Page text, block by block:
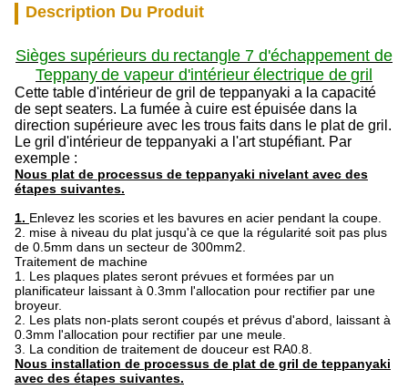
Description Du Produit
Sièges supérieurs du rectangle 7 d'échappement de
Teppany de vapeur d'intérieur électrique de gril
Cette table d'intérieur de gril de teppanyaki a la capacité
de sept seaters. La fumée à cuire est épuisée dans la
direction supérieure avec les trous faits dans le plat de gril.
Le gril d'intérieur de teppanyaki a l'art stupéfiant. Par
exemple :
Nous plat de processus de teppanyaki nivelant avec des
étapes suivantes.
1. Enlevez les scories et les bavures en acier pendant la coupe.
2. mise à niveau du plat jusqu'à ce que la régularité soit pas plus
de 0.5mm dans un secteur de 300mm2.
Traitement de machine
1. Les plaques plates seront prévues et formées par un
planificateur laissant à 0.3mm l'allocation pour rectifier par une
broyeur.
2. Les plats non-plats seront coupés et prévus d'abord, laissant à
0.3mm l'allocation pour rectifier par une meule.
3. La condition de traitement de douceur est RA0.8.
Nous installation de processus de plat de gril de teppanyaki
avec des étapes suivantes.